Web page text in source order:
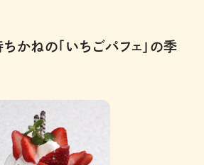
ちかねの「いちごパフェ」の季